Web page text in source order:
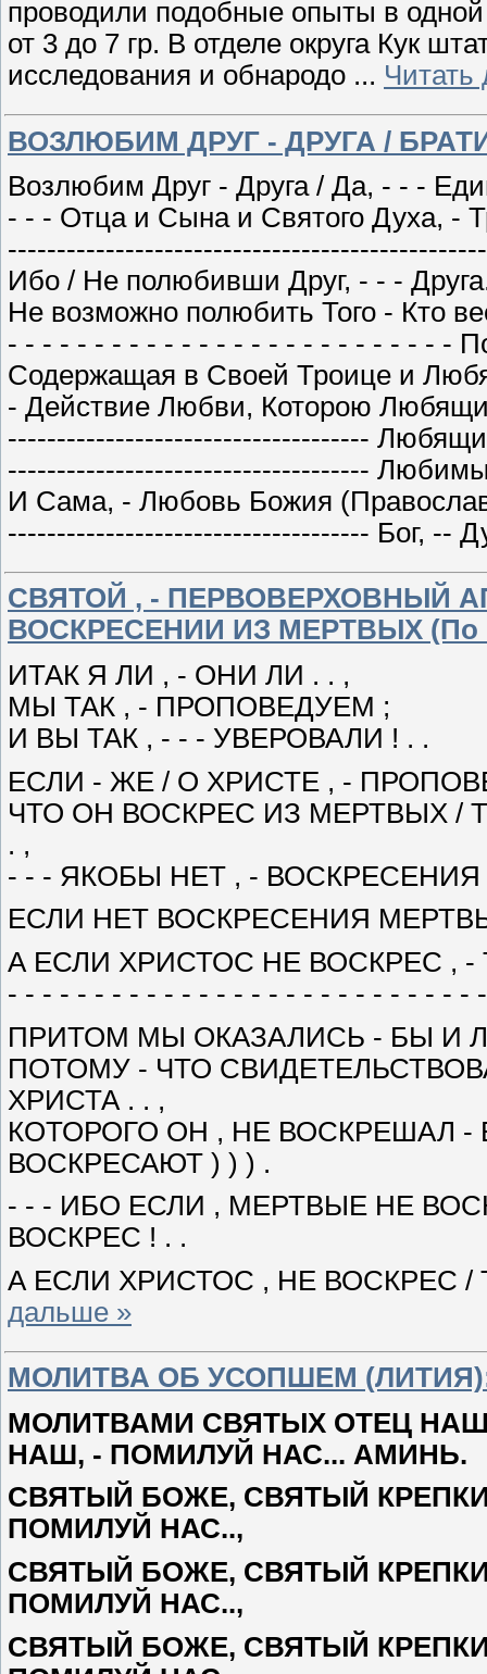
проводили подобные опыты в
от 3 до 7 гр. В отделе округа Кук
исследования и обнародо ...
ВОЗЛЮБИМ ДРУГ - ДРУГА /
Возлюбим Друг - Друга / Да, - - -
- - - Отца и Сына и Святого Духа, -
Ибо / Не полюбивши Друг, - - -
Не возможно полюбить Того - Кто
- - - - - - - - - - - - - - - - - - - - - - - - - -
Содержащая в Своей Троице и
- Действие Любви, Которою
-------------------------------------
-------------------------------------
И Сама, - Любовь Божия
------------------------------------- Бог, --
СВЯТОЙ , - ПЕРВОВЕРХОВНЫЙ
ВОСКРЕСЕНИИ ИЗ МЕРТВЫХ
ИТАК Я ЛИ , - ОНИ ЛИ . . ,
МЫ ТАК , - ПРОПОВЕДУЕМ ;
И ВЫ ТАК , - - - УВЕРОВАЛИ ! . .
ЕСЛИ - ЖЕ / О ХРИСТЕ , -
ЧТО ОН ВОСКРЕС ИЗ МЕРТВЫХ /
. ,
- - - ЯКОБЫ НЕТ , -
ЕСЛИ НЕТ ВОСКРЕСЕНИЯ
А ЕСЛИ ХРИСТОС НЕ ВОСКРЕС ,
- - - - - - - - - - - - - - - - - - - - - - - - -
ПРИТОМ МЫ ОКАЗАЛИСЬ - БЫ И
ПОТОМУ - ЧТО
ХРИСТА . . ,
КОТОРОГО ОН , НЕ ВОСКРЕШАЛ -
ВОСКРЕСАЮТ ) ) ) .
- - - ИБО ЕСЛИ , МЕРТВЫЕ НЕ
ВОСКРЕС ! . .
А ЕСЛИ ХРИСТОС , НЕ ВОСКРЕС
дальше »
МОЛИТВА ОБ УСОПШЕМ
МОЛИТВАМИ СВЯТЫХ ОТЕЦ
НАШ, - ПОМИЛУЙ НАС... АМИНЬ.
СВЯТЫЙ БОЖЕ, СВЯТЫЙ
ПОМИЛУЙ НАС..,
СВЯТЫЙ БОЖЕ, СВЯТЫЙ
ПОМИЛУЙ НАС..,
СВЯТЫЙ БОЖЕ, СВЯТЫЙ